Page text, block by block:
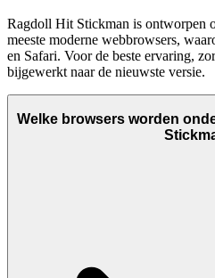
Ragdoll Hit Stickman is ontworpen
meeste moderne webbrowsers,
en Safari. Voor de beste ervaring,
bijgewerkt naar de nieuwste versie.
Welke browsers worden